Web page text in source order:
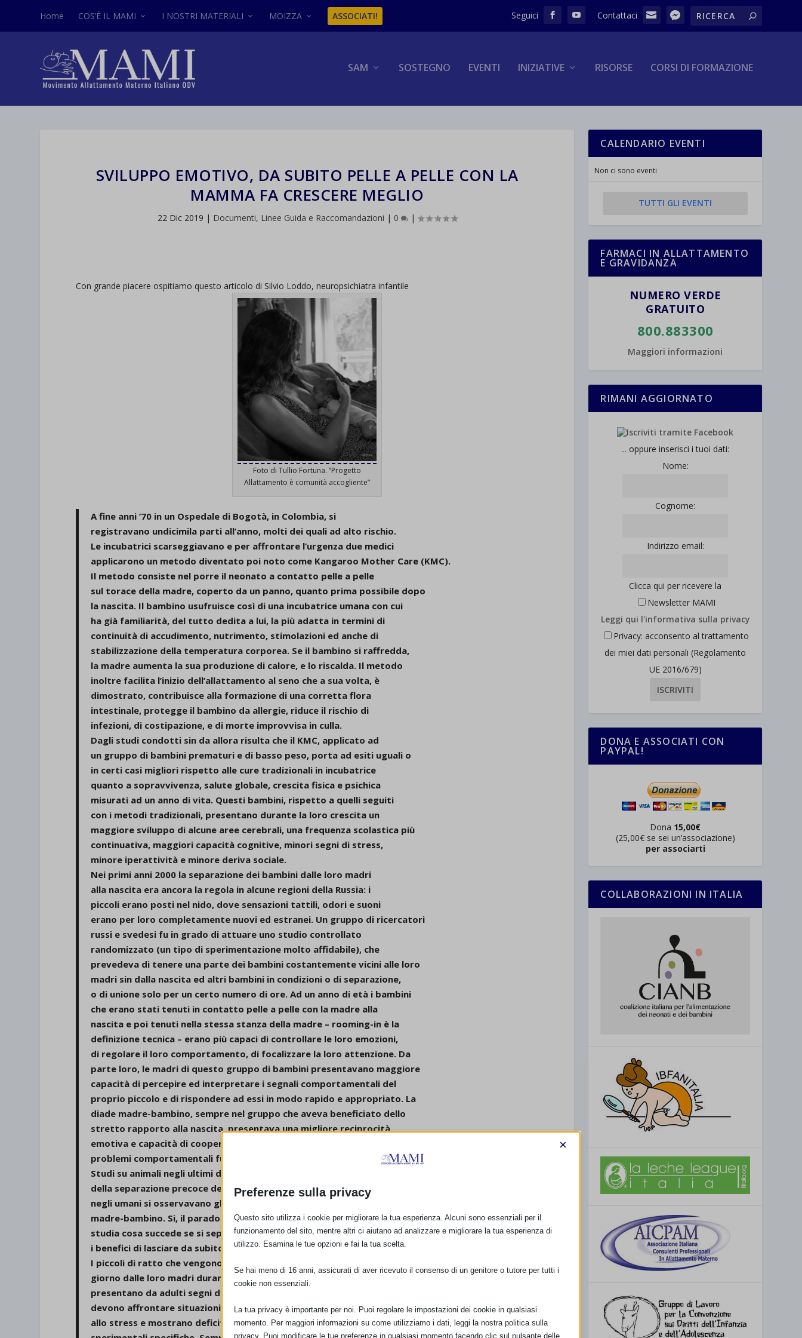
Home COS’È IL MAMI I NOSTRI MATERIALI MOIZZA ASSOCIATI!
SAM SOSTEGNO EVENTI INIZIATIVE RISORSE CORSI DI FORMAZIONE
SVILUPPO EMOTIVO, DA SUBITO PELLE A PELLE CON LA
MAMMA FA CRESCERE MEGLIO
22 Dic 2019 | Documenti, Linee Guida e Raccomandazioni | 0 |
Con grande piacere ospitiamo questo articolo di Silvio Loddo, neuropsichiatra infantile
Foto di Tullio Fortuna. “Progetto
Allattamento è comunità accogliente”
A fine anni ’70 in un Ospedale di Bogotà, in Colombia, si
registravano undicimila parti all’anno, molti dei quali ad alto rischio.
Le incubatrici scarseggiavano e per affrontare l’urgenza due medici
applicarono un metodo diventato poi noto come Kangaroo Mother Care (KMC).
Il metodo consiste nel porre il neonato a contatto pelle a pelle
sul torace della madre, coperto da un panno, quanto prima possibile dopo
la nascita. Il bambino usufruisce così di una incubatrice umana con cui
ha già familiarità, del tutto dedita a lui, la più adatta in termini di
continuità di accudimento, nutrimento, stimolazioni ed anche di
stabilizzazione della temperatura corporea. Se il bambino si raffredda,
la madre aumenta la sua produzione di calore, e lo riscalda. Il metodo
inoltre facilita l’inizio dell’allattamento al seno che a sua volta, è
dimostrato, contribuisce alla formazione di una corretta flora
intestinale, protegge il bambino da allergie, riduce il rischio di
infezioni, di costipazione, e di morte improvvisa in culla.
Dagli studi condotti sin da allora risulta che il KMC, applicato ad
un gruppo di bambini prematuri e di basso peso, porta ad esiti uguali o
in certi casi migliori rispetto alle cure tradizionali in incubatrice
quanto a sopravvivenza, salute globale, crescita fisica e psichica
misurati ad un anno di vita. Questi bambini, rispetto a quelli seguiti
con i metodi tradizionali, presentano durante la loro crescita un
maggiore sviluppo di alcune aree cerebrali, una frequenza scolastica più
continuativa, maggiori capacità cognitive, minori segni di stress,
minore iperattività e minore deriva sociale.
Nei primi anni 2000 la separazione dei bambini dalle loro madri
alla nascita era ancora la regola in alcune regioni della Russia: i
piccoli erano posti nel nido, dove sensazioni tattili, odori e suoni
erano per loro completamente nuovi ed estranei. Un gruppo di ricercatori
russi e svedesi fu in grado di attuare uno studio controllato
randomizzato (un tipo di sperimentazione molto affidabile), che
prevedeva di tenere una parte dei bambini costantemente vicini alle loro
madri sin dalla nascita ed altri bambini in condizioni o di separazione,
o di unione solo per un certo numero di ore. Ad un anno di età i bambini
che erano stati tenuti in contatto pelle a pelle con la madre alla
nascita e poi tenuti nella stessa stanza della madre – rooming-in è la
definizione tecnica – erano più capaci di controllare le loro emozioni,
di regolare il loro comportamento, di focalizzare la loro attenzione. Da
parte loro, le madri di questo gruppo di bambini presentavano maggiore
capacità di percepire ed interpretare i segnali comportamentali del
proprio piccolo e di rispondere ad essi in modo rapido e appropriato. La
diade madre-bambino, sempre nel gruppo che aveva beneficiato dello
stretto rapporto alla nascita, presentava una migliore reciprocità
emotiva e capacità di cooperare, fattori importanti nel prevenire
problemi comportamentali futuri del bambino.
Studi su animali negli ultimi decenni hanno esplorato gli
della separazione precoce del piccolo dalla madre, nel frattempo che
negli umani si osservavano gli effetti di un’unione precoce
madre-bambino. Si, il paradosso è proprio questo, che negli animali si
studia cosa succede se si separa, mentre gli studi sull’uomo verificano
i benefici di lasciare da subito il bambino con la madre.
I piccoli di ratto che vengono separati anche solo per 3 ore al
giorno dalle loro madri durante le prime tre settimane di vita
presentano da adulti segni di tipo depressivo: si arrendono prima quando
devono affrontare situazioni di pericolo, hanno una esagerata reattività
allo stress e mostrano deficit di apprendimento in situazioni
CALENDARIO EVENTI
Non ci sono eventi
TUTTI GLI EVENTI
FARMACI IN ALLATTAMENTO
E GRAVIDANZA
NUMERO VERDE
GRATUITO
800.883300
Maggiori informazioni
RIMANI AGGIORNATO
... oppure inserisci i tuoi dati:
Nome:
Cognome:
Indirizzo email:
Clicca qui per ricevere la
Newsletter MAMI
Leggi qui l'informativa sulla privacy
Privacy: acconsento al trattamento
dei miei dati personali (Regolamento
UE 2016/679)
DONA E ASSOCIATI CON
PAYPAL!
Dona 15,00€
(25,00€ se sei un’associazione)
per associarti
COLLABORAZIONI IN ITALIA
Preferenze sulla privacy
×
Questo sito utilizza i cookie per migliorare la tua esperienza. Alcuni sono essenziali per il
funzionamento del sito, mentre altri ci aiutano ad analizzare e migliorare la tua esperienza di
utilizzo. Esamina le tue opzioni e fai la tua scelta.
Se hai meno di 16 anni, assicurati di aver ricevuto il consenso di un genitore o tutore per tutti i
cookie non essenziali.
La tua privacy è importante per noi. Puoi regolare le impostazioni dei cookie in qualsiasi
momento. Per maggiori informazioni su come utilizziamo i dati, leggi la nostra politica sulla
privacy. Puoi modificare le tue preferenze in qualsiasi momento facendo clic sul pulsante delle